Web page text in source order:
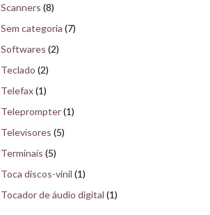
Scanners (8)
Sem categoria (7)
Softwares (2)
Teclado (2)
Telefax(1)
Teleprompter(1)
Televisores (5)
Terminais (5)
Toca discos-vinil (1)
Tocador de áudio digital (1)